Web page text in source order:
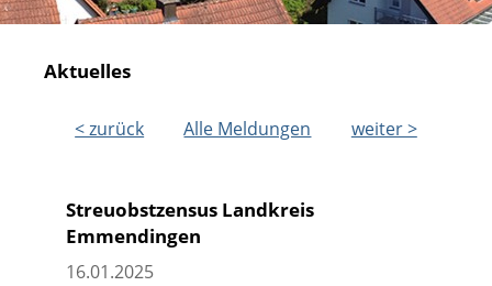
Aktuelles
< zurück Alle Meldungen weiter >
Streuobstzensus Landkreis
Emmendingen
16.01.2025